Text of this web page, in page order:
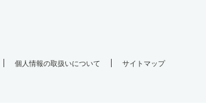
個人情報の取扱いについて サイトマップ